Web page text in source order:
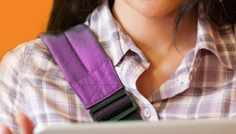
en su formación en un mundo
laboral cada día más exigente.
Registrate como Estudiante